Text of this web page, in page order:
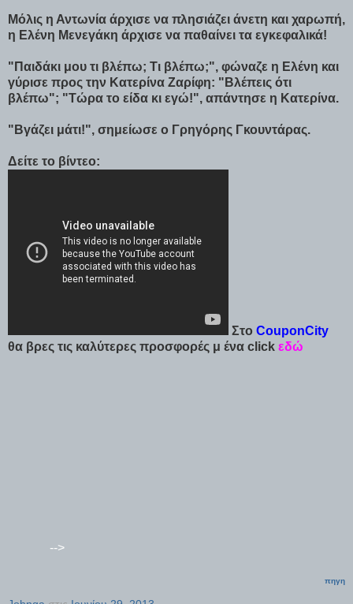
Μόλις η Αντωνία άρχισε να πλησιάζει άνετη και χαρωπή,
η Ελένη Μενεγάκη άρχισε να παθαίνει τα εγκεφαλικά!
"Παιδάκι μου τι βλέπω; Τι βλέπω;", φώναζε η Ελένη και
γύρισε προς την Κατερίνα Ζαρίφη: "Βλέπεις ότι
βλέπω"; "Τώρα το είδα κι εγώ!", απάντησε η Κατερίνα.
"Βγάζει μάτι!", σημείωσε ο Γρηγόρης Γκουντάρας.
Δείτε το βίντεο:
Στο CouponCity
θα βρες τις καλύτερες προσφορές μ ένα click εδώ
-->
πηγη